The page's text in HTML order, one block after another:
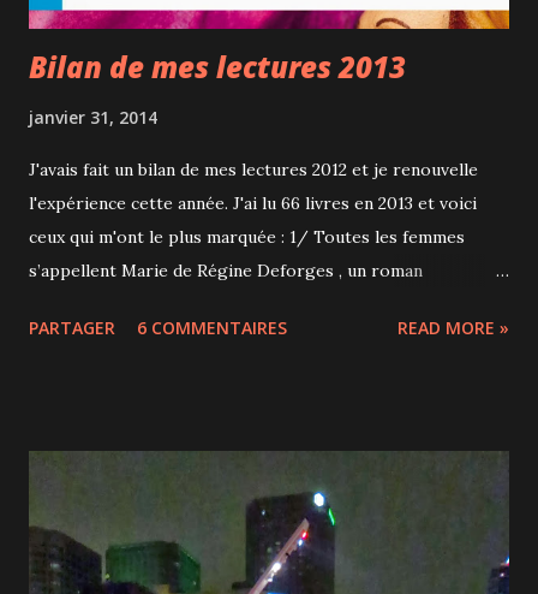
Bilan de mes lectures 2013
janvier 31, 2014
J'avais fait un bilan de mes lectures 2012 et je renouvelle
l'expérience cette année. J'ai lu 66 livres en 2013 et voici
ceux qui m'ont le plus marquée : 1/ Toutes les femmes
s’appellent Marie de Régine Deforges , un roman
son corps à son fils handicapé mental pour le protéger. Ce
autobiographie toute en finesse sur son année passée en
centre de rééducation pour personnes handicapées. son
année passée en centre de rééducation pour personnes
PARTAGER 6 COMMENTAIRES READ MORE »